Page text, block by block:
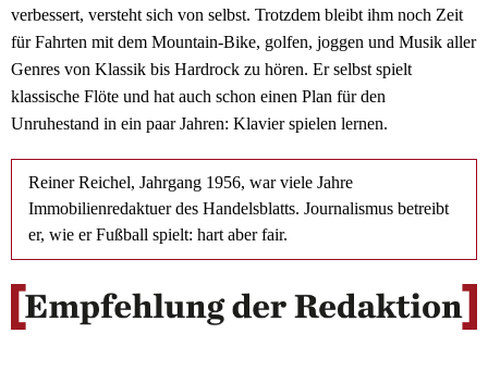
verbessert, versteht sich von selbst. Trotzdem bleibt ihm noch Zeit
für Fahrten mit dem Mountain-Bike, golfen, joggen und Musik aller
Genres von Klassik bis Hardrock zu hören. Er selbst spielt
klassische Flöte und hat auch schon einen Plan für den
Unruhestand in ein paar Jahren: Klavier spielen lernen.
Reiner Reichel, Jahrgang 1956, war viele Jahre
Immobilienredaktuer des Handelsblatts. Journalismus betreibt
er, wie er Fußball spielt: hart aber fair.